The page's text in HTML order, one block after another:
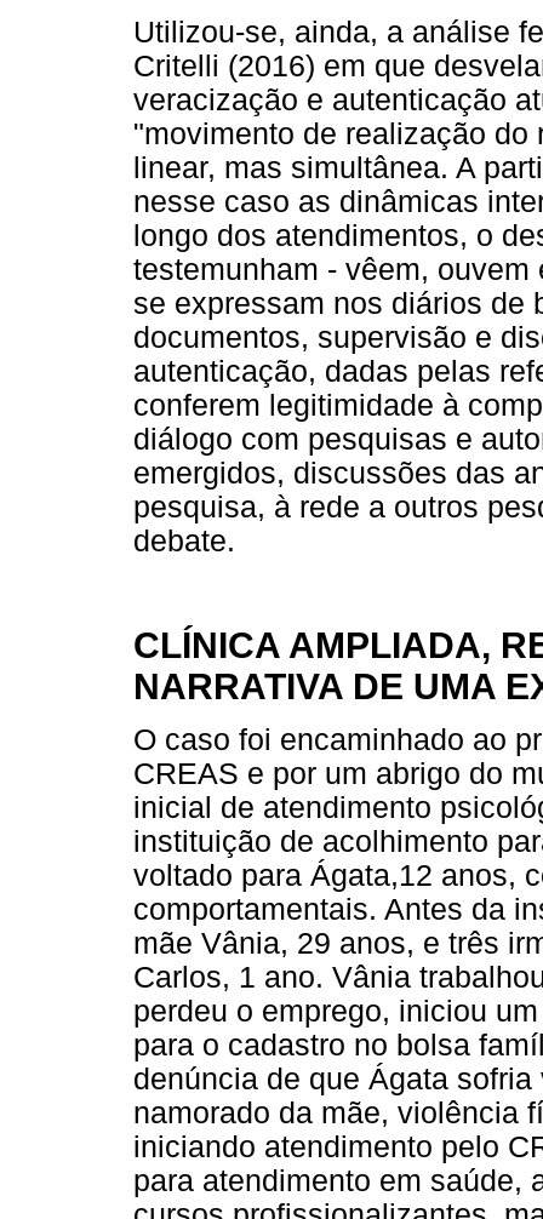
Utilizou-se, ainda, a análise
Critelli (2016) em que
veracização e autenticação
"movimento de realização
linear, mas simultânea. A
nesse caso as dinâmicas
longo dos atendimentos, o
testemunham - vêem,
se expressam nos diários de
documentos, supervisão e
autenticação, dadas pelas
conferem legitimidade à
diálogo com pesquisas e
emergidos, discussões das
pesquisa, à rede a outros
debate.
CLÍNICA AMPLIADA,
NARRATIVA DE UMA
O caso foi encaminhado ao
CREAS e por um abrigo do
inicial de atendimento
instituição de acolhimento
voltado para Ágata,12 anos,
comportamentais. Antes da
mãe Vânia, 29 anos, e três
Carlos, 1 ano. Vânia
perdeu o emprego, iniciou
para o cadastro no bolsa
denúncia de que Ágata
namorado da mãe, violência
iniciando atendimento pelo
para atendimento em saúde,